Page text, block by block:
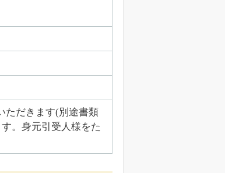
ただきます(別途書類
。身元引受人様をた